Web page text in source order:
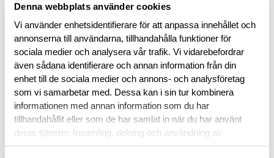
Denna webbplats använder cookies
Vi använder enhetsidentifierare för att anpassa innehållet och
annonserna till användarna, tillhandahålla funktioner för
sociala medier och analysera vår trafik. Vi vidarebefordrar
även sådana identifierare och annan information från din
enhet till de sociala medier och annons- och analysföretag
som vi samarbetar med. Dessa kan i sin tur kombinera
informationen med annan information som du har
tillhandahållit eller som de har samlat in när du har använt
deras tjänster. Insamling, delning och användning av
personuppgifter kan användas för personalisering av
BESKRIVNING
RECENSIONER
OM VARUMÄRKET